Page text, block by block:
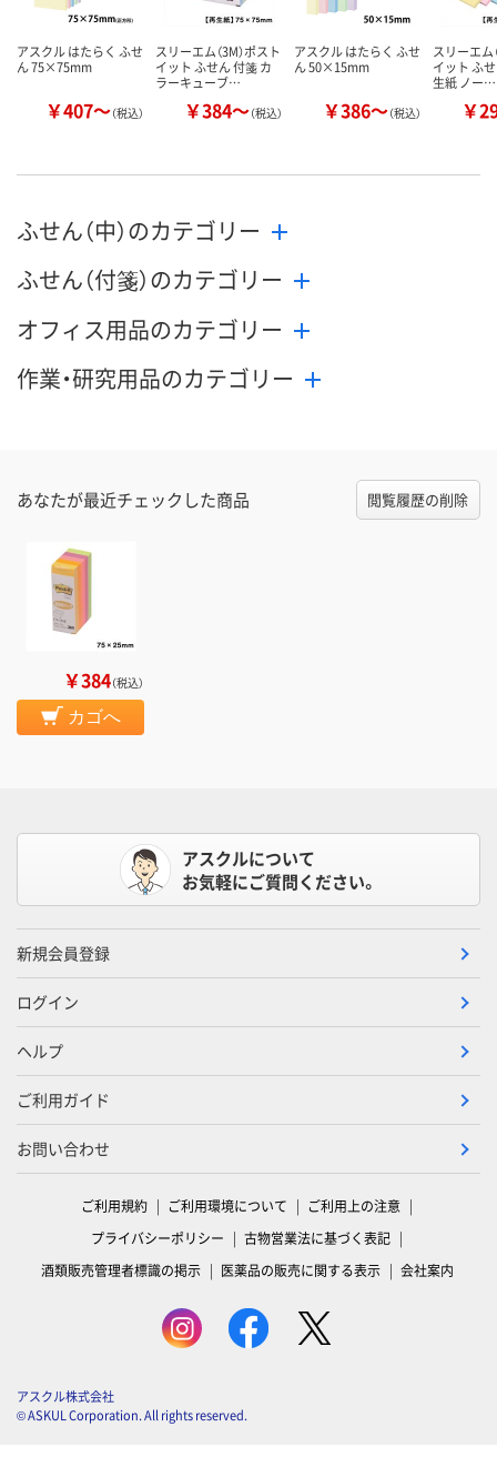
アスクル はたらく ふせ
ん 75×75mm
￥407～（税込）
スリーエム（3M）ポスト
イット ふせん 付箋 カ
ラーキューブ…
￥384～（税込）
アスクル はたらく ふせ
ん 50×15mm
￥386～（税込）
スリーエム
イット ふ
生紙 ノー…
￥
ふせん（中）のカテゴリー
ふせん（付箋）のカテゴリー
オフィス用品のカテゴリー
作業・研究用品のカテゴリー
あなたが最近チェックした商品 閲覧履歴の削除
￥384（税込）
カゴへ
アスクルについて
お気軽にご質問ください。
新規会員登録
ログイン
ヘルプ
ご利用ガイド
お問い合わせ
ご利用規約 ご利用環境について
ご利用上の注意
プライバシーポリシー
古物営業法に基づく表記
酒類販売管理者標識の掲示
医薬品の販売に関する表示 会社案内
アスクル株式会社
© ASKUL Corporation. All rights reserved.